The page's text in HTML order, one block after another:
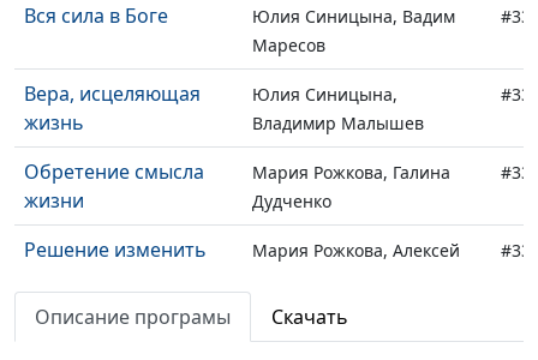
Вся сила в Боге
Юлия Синицына, Вадим
Маресов
Вера, исцеляющая
жизнь
Юлия Синицына,
Владимир Малышев
Обретение смысла
жизни
Мария Рожкова, Галина
Дудченко
Решение изменить
Мария Рожкова, Алексей
Обещания Богу
Юлия Синицына, Алексей
Описание програмы Скачать